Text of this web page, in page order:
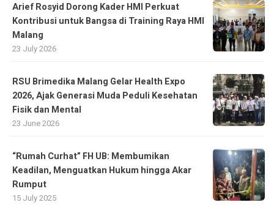
Arief Rosyid Dorong Kader HMI Perkuat
Kontribusi untuk Bangsa di Training Raya HMI
Malang
23 July 2026
RSU Brimedika Malang Gelar Health Expo
2026, Ajak Generasi Muda Peduli Kesehatan
Fisik dan Mental
23 June 2026
“Rumah Curhat” FH UB: Membumikan
Keadilan, Menguatkan Hukum hingga Akar
Rumput
15 July 2025